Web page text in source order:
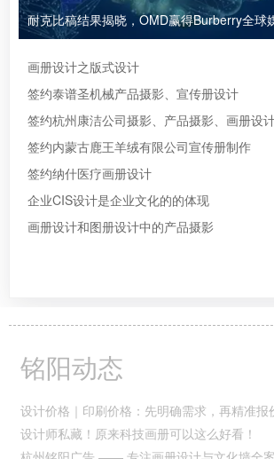
画册设计之版式设计
签约泰谱圣机械产品摄影、宣传册设计
签约内蒙古鹿王羊绒有限公司宣传册制作
签约纳什医疗画册设计
企业CIS设计是企业文化的的体现
画册设计和图册设计中的产品摄影
铭阳动态
设计价格｜印刷价格：先明确需求，再精准报
设计师私藏！原来科技画册可以这么好看！